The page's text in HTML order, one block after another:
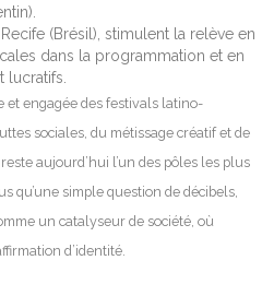
(Brésil), stimulent la relève en
dans la programmation et en
lucratifs.
et engagée des festivals latino-
sociales, du métissage créatif et de
aujourd’hui l’un des pôles les plus
qu’une simple question de décibels,
un catalyseur de société, où
d’identité.